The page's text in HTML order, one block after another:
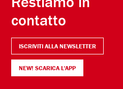
contatto
ISCRIVITI ALLA NEWSLETTER
NEW! SCARICA L'APP